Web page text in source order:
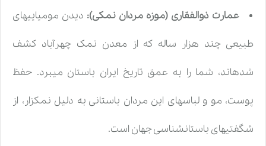
عمارت ذوالفقاری (موزه مردان نمکی): دیدن مومیاییهای
طبیعی چند هزار ساله که از معدن نمک چهرآباد کشف
شدهاند، شما را به عمق تاریخ ایران باستان میبرد. حفظ
پوست، مو و لباسهای این مردان باستانی به دلیل نمکزار، از
شگفتیهای باستانشناسی جهان است.